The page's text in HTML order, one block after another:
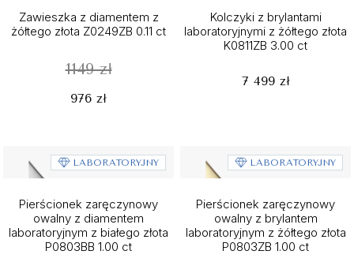
Zawieszka z diamentem z
żółtego złota Z0249ZB 0.11 ct
1149 zł
976 zł
Kolczyki z brylantami
laboratoryjnymi z żółtego złota
K0811ZB 3.00 ct
7 499 zł
LABORATORYJNY
Pierścionek zaręczynowy
owalny z diamentem
laboratoryjnym z białego złota
P0803BB 1.00 ct
LABORATORYJNY
Pierścionek zaręczynowy
owalny z brylantem
laboratoryjnym z żółtego złota
P0803ZB 1.00 ct